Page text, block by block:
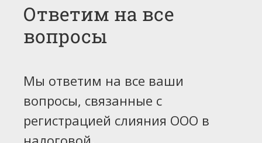
Ответим на все
вопросы
Мы ответим на все ваши
вопросы, связанные с
регистрацией слияния ООО в